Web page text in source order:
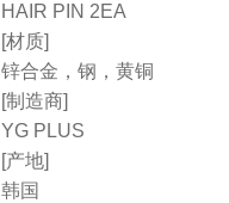
HAIR PIN 2EA
[材质]
锌合金，钢，黄铜
[制造商]
YG PLUS
[产地]
韩国